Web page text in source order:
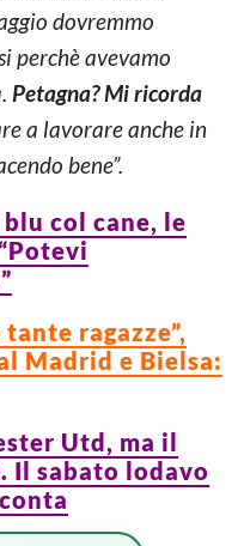
dovremmo
perchè avevamo
Petagna? Mi ricorda
a lavorare anche in
bene”.
col cane, le
tante ragazze”,
Madrid e Bielsa:
Utd, ma il
Il sabato lodavo